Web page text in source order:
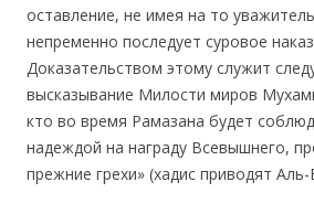
оставление, не имея на то
непременно последует суровое
Доказательством этому служит
высказывание Милости миров
кто во время Рамазана будет
надеждой на награду Всевышнего,
прежние грехи» (хадис приводят